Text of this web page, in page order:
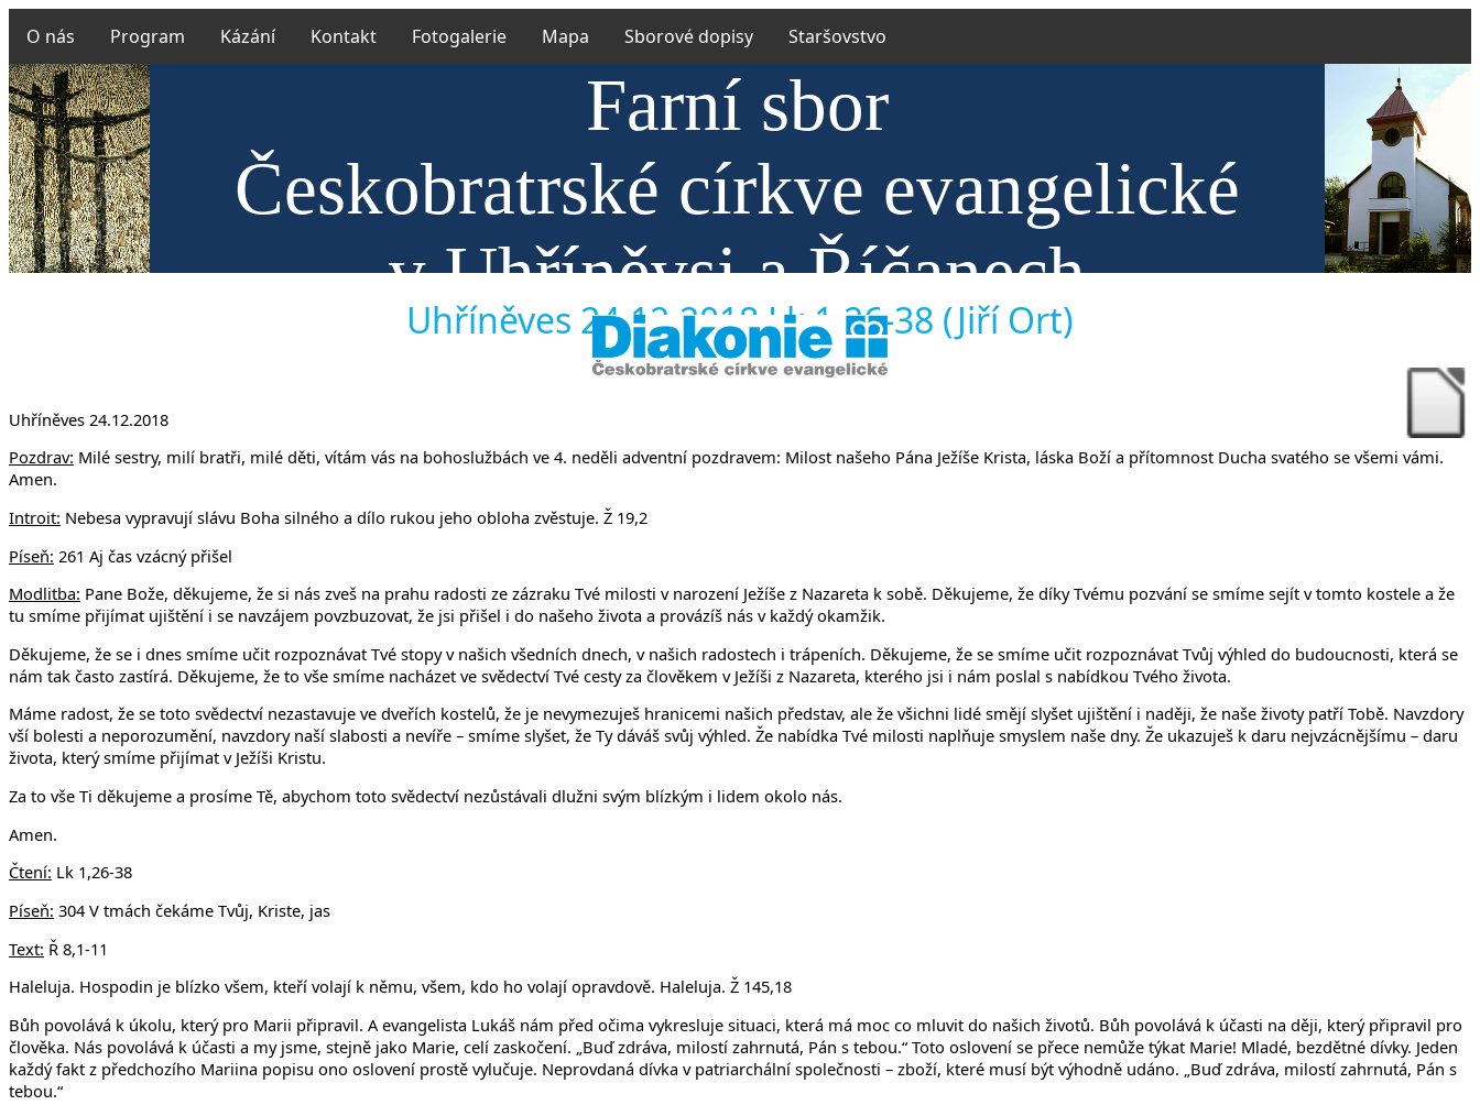
O nás Program Kázání Kontakt Fotogalerie Mapa Sborové dopisy Staršovstvo
Farní sbor
Českobratrské církve evangelické
v Uhříněvsi a Říčanech
Uhříněves 24.12.2018 Lk 1,26-38 (Jiří Ort)
Uhříněves 24.12.2018
Pozdrav: Milé sestry, milí bratři, milé děti, vítám vás na bohoslužbách ve 4. neděli adventní pozdravem: Milost našeho Pána Ježíše Krista, láska Boží a přítomnost Ducha svatého se všemi vámi.
Amen.
Introit: Nebesa vypravují slávu Boha silného a dílo rukou jeho obloha zvěstuje. Ž 19,2
Píseň: 261 Aj čas vzácný přišel
Modlitba: Pane Bože, děkujeme, že si nás zveš na prahu radosti ze zázraku Tvé milosti v narození Ježíše z Nazareta k sobě. Děkujeme, že díky Tvému pozvání se smíme sejít v tomto kostele a že
tu smíme přijímat ujištění i se navzájem povzbuzovat, že jsi přišel i do našeho života a provázíš nás v každý okamžik.
Děkujeme, že se i dnes smíme učit rozpoznávat Tvé stopy v našich všedních dnech, v našich radostech i trápeních. Děkujeme, že se smíme učit rozpoznávat Tvůj výhled do budoucnosti, která se
nám tak často zastírá. Děkujeme, že to vše smíme nacházet ve svědectví Tvé cesty za člověkem v Ježíši z Nazareta, kterého jsi i nám poslal s nabídkou Tvého života.
Máme radost, že se toto svědectví nezastavuje ve dveřích kostelů, že je nevymezuješ hranicemi našich představ, ale že všichni lidé smějí slyšet ujištění i naději, že naše životy patří Tobě. Navzdory
vší bolesti a neporozumění, navzdory naší slabosti a nevíře – smíme slyšet, že Ty dáváš svůj výhled. Že nabídka Tvé milosti naplňuje smyslem naše dny. Že ukazuješ k daru nejvzácnějšímu – daru
života, který smíme přijímat v Ježíši Kristu.
Za to vše Ti děkujeme a prosíme Tě, abychom toto svědectví nezůstávali dlužni svým blízkým i lidem okolo nás.
Amen.
Čtení: Lk 1,26-38
Píseň: 304 V tmách čekáme Tvůj, Kriste, jas
Text: Ř 8,1-11
Haleluja. Hospodin je blízko všem, kteří volají k němu, všem, kdo ho volají opravdově. Haleluja. Ž 145,18
Bůh povolává k úkolu, který pro Marii připravil. A evangelista Lukáš nám před očima vykresluje situaci, která má moc co mluvit do našich životů. Bůh povolává k účasti na ději, který připravil pro
člověka. Nás povolává k účasti a my jsme, stejně jako Marie, celí zaskočení. „Buď zdráva, milostí zahrnutá, Pán s tebou.“ Toto oslovení se přece nemůže týkat Marie! Mladé, bezdětné dívky. Jeden
každý fakt z předchozího Mariina popisu ono oslovení prostě vylučuje. Neprovdaná dívka v patriarchální společnosti – zboží, které musí být výhodně udáno. „Buď zdráva, milostí zahrnutá, Pán s
tebou.“